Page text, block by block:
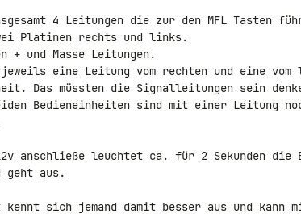
4 Leitungen die zur den MFL Tasten
Platinen rechts und links.
+ und Masse Leitungen.
jeweils eine Leitung vom rechten und eine vom
Das müssten die Signalleitungen sein
Bedieneinheiten sind mit einer Leitung
anschließe leuchtet ca. für 2 Sekunden die
geht aus.
sich jemand damit besser aus und kann